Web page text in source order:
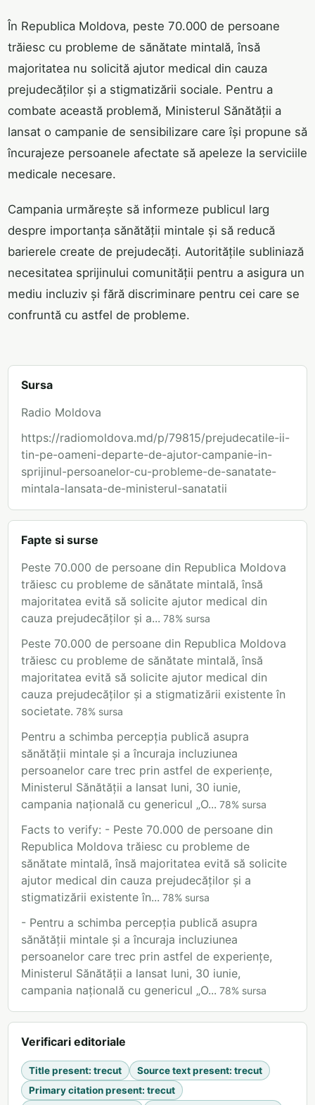
În Republica Moldova, peste 70.000 de persoane
trăiesc cu probleme de sănătate mintală, însă
majoritatea nu solicită ajutor medical din cauza
prejudecăților și a stigmatizării sociale. Pentru a
combate această problemă, Ministerul Sănătății a
lansat o campanie de sensibilizare care își propune să
încurajeze persoanele afectate să apeleze la serviciile
medicale necesare.
Campania urmărește să informeze publicul larg
despre importanța sănătății mintale și să reducă
barierele create de prejudecăți. Autoritățile subliniază
necesitatea sprijinului comunității pentru a asigura un
mediu incluziv și fără discriminare pentru cei care se
confruntă cu astfel de probleme.
Sursa
Radio Moldova
https://radiomoldova.md/p/79815/prejudecatile-ii-
tin-pe-oameni-departe-de-ajutor-campanie-in-
sprijinul-persoanelor-cu-probleme-de-sanatate-
mintala-lansata-de-ministerul-sanatatii
Fapte si surse
Peste 70.000 de persoane din Republica Moldova
trăiesc cu probleme de sănătate mintală, însă
majoritatea evită să solicite ajutor medical din
cauza prejudecăților și a... 78% sursa
Peste 70.000 de persoane din Republica Moldova
trăiesc cu probleme de sănătate mintală, însă
majoritatea evită să solicite ajutor medical din
cauza prejudecăților și a stigmatizării existente în
societate. 78% sursa
Pentru a schimba percepția publică asupra
sănătății mintale și a încuraja incluziunea
persoanelor care trec prin astfel de experiențe,
Ministerul Sănătății a lansat luni, 30 iunie,
campania națională cu genericul „O... 78% sursa
Facts to verify: - Peste 70.000 de persoane din
Republica Moldova trăiesc cu probleme de
sănătate mintală, însă majoritatea evită să solicite
ajutor medical din cauza prejudecăților și a
stigmatizării existente în... 78% sursa
- Pentru a schimba percepția publică asupra
sănătății mintale și a încuraja incluziunea
persoanelor care trec prin astfel de experiențe,
Ministerul Sănătății a lansat luni, 30 iunie,
campania națională cu genericul „O... 78% sursa
Verificari editoriale
Title present: trecut Source text present: trecut
Primary citation present: trecut